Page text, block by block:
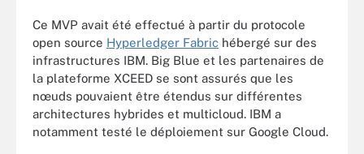
Ce MVP avait été effectué à partir du protocole
open source Hyperledger Fabric hébergé sur des
infrastructures IBM. Big Blue et les partenaires de
la plateforme XCEED se sont assurés que les
nœuds pouvaient être étendus sur différentes
architectures hybrides et multicloud. IBM a
notamment testé le déploiement sur Google Cloud.